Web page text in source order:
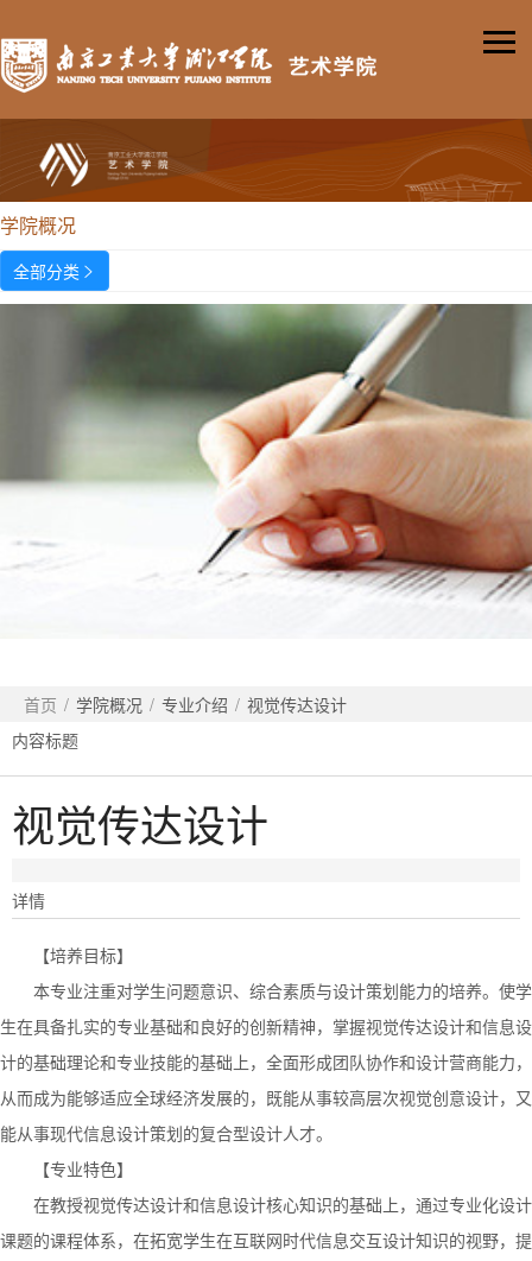
学院概况
全部分类 
首页 / 学院概况 / 专业介绍 / 视觉传达设计
内容标题
视觉传达设计
详情
【培养目标】
本专业注重对学生问题意识、综合素质与设计策划能力的培养。使学
生在具备扎实的专业基础和良好的创新精神，掌握视觉传达设计和信息设
计的基础理论和专业技能的基础上，全面形成团队协作和设计营商能力，
从而成为能够适应全球经济发展的，既能从事较高层次视觉创意设计，又
能从事现代信息设计策划的复合型设计人才。
【专业特色】
在教授视觉传达设计和信息设计核心知识的基础上，通过专业化设计
课题的课程体系，在拓宽学生在互联网时代信息交互设计知识的视野，提